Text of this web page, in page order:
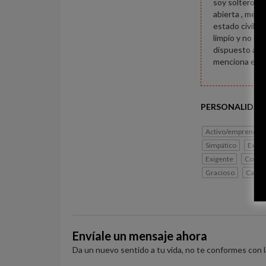
soy soltero
abierta , me
estado civil,
limpio y no
dispuesto a
menciona el
PERSONALIDAD
Activo/
Simpático
Exigente
Gracioso
Envíale un mensaje ahora
Da un nuevo sentido a tu vida, no te conformes con